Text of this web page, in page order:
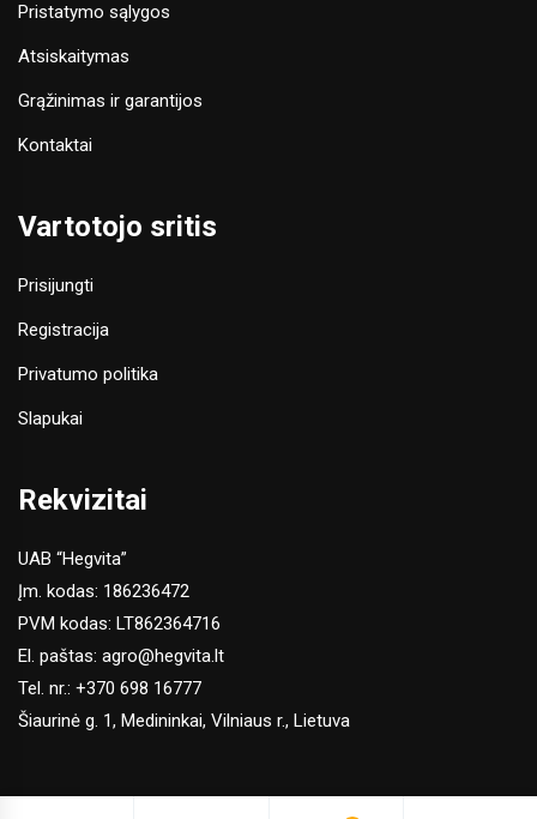
Pristatymo sąlygos
Atsiskaitymas
Grąžinimas ir garantijos
Kontaktai
Vartotojo sritis
Prisijungti
Registracija
Privatumo politika
Slapukai
Rekvizitai
UAB “Hegvita”
Įm. kodas: 186236472
PVM kodas: LT862364716
El. paštas: agro@hegvita.lt
Tel. nr.: +370 698 16777
Šiaurinė g. 1, Medininkai, Vilniaus r., Lietuva